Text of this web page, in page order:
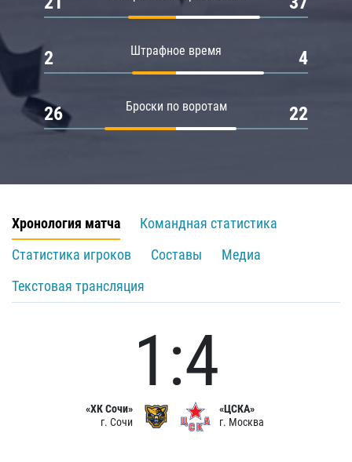
Штрафное время
2 4
Броски по воротам
26 22
Хронология матча
Командная статистика
Статистика игроков
Составы
Медиа
Текстовая трансляция
«ХК Сочи»
г. Сочи
1:4
«ЦСКА»
г. Москва